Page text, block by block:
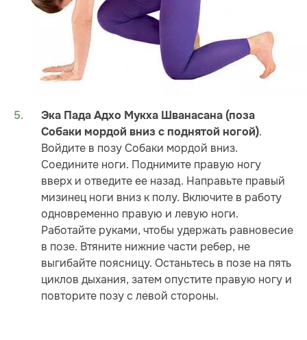
Эка Пада Адхо Мукха Шванасана (поза
Собаки мордой вниз с поднятой ногой).
Войдите в позу Собаки мордой вниз.
Соедините ноги. Поднимите правую ногу
вверх и отведите ее назад. Направьте правый
мизинец ноги вниз к полу. Включите в работу
одновременно правую и левую ноги.
Работайте руками, чтобы удержать равновесие
в позе. Втяните нижние части ребер, не
выгибайте поясницу. Останьтесь в позе на пять
циклов дыхания, затем опустите правую ногу и
повторите позу с левой стороны.